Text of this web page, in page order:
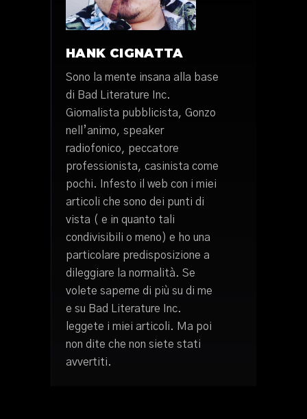
HANK CIGNATTA
Sono la mente insana alla base
di Bad Literature Inc.
Giornalista pubblicista, Gonzo
nell’animo, speaker
radiofonico, peccatore
professionista, casinista come
pochi. Infesto il web con i miei
articoli che sono dei punti di
vista ( e in quanto tali
condivisibili o meno) e ho una
particolare predisposizione a
dileggiare la normalità. Se
volete saperne di più su di me
e su Bad Literature Inc.
leggete i miei articoli. Ma poi
non dite che non siete stati
avvertiti.